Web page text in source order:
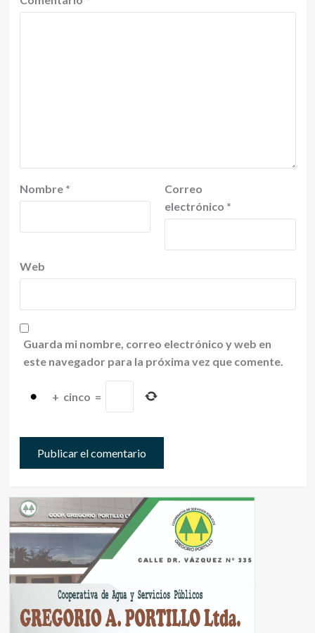
Nombre *
Correo
electrónico *
Web
Guarda mi nombre, correo electrónico y web en
este navegador para la próxima vez que comente.
+ cinco =